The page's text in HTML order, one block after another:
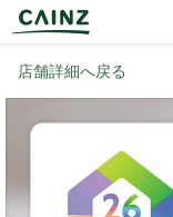
店舗詳細へ戻る